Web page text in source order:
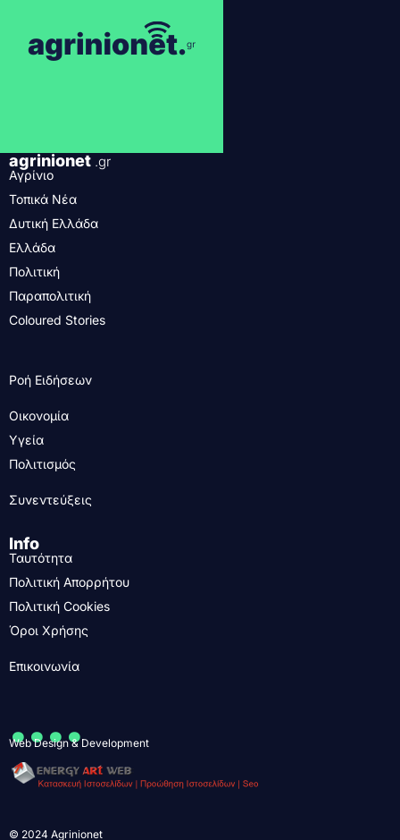
agrinionet .gr
Αγρίνιο
Τοπικά Νέα
Δυτική Ελλάδα
Ελλάδα
Πολιτική
Παραπολιτική
Coloured Stories
Ροή Ειδήσεων
Οικονομία
Υγεία
Πολιτισμός
Συνεντεύξεις
Info
Ταυτότητα
Πολιτική Απορρήτου
Πολιτική Cookies
Όροι Χρήσης
Επικοινωνία
....
Web Design & Development
© 2024 Agrinionet